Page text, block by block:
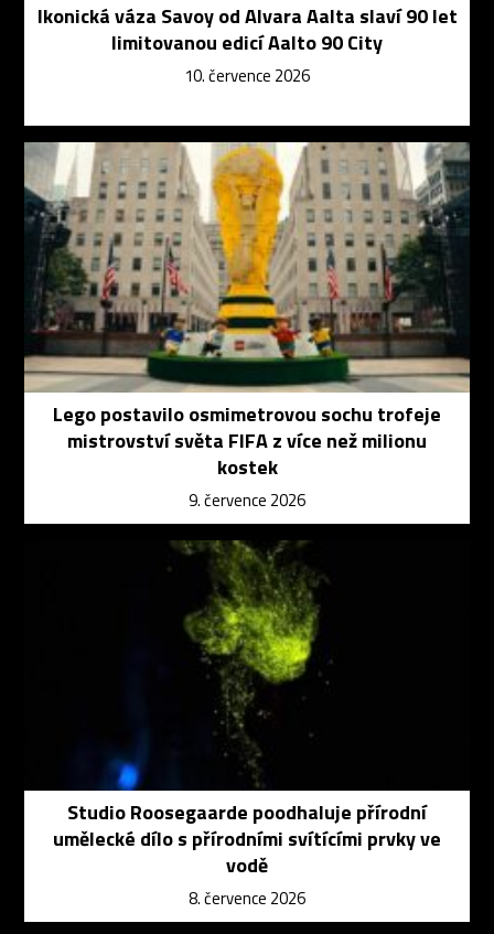
Ikonická váza Savoy od Alvara Aalta slaví 90 let
limitovanou edicí Aalto 90 City
10. července 2026
Lego postavilo osmimetrovou sochu trofeje
mistrovství světa FIFA z více než milionu
kostek
9. července 2026
Studio Roosegaarde poodhaluje přírodní
umělecké dílo s přírodními svítícími prvky ve
vodě
8. července 2026